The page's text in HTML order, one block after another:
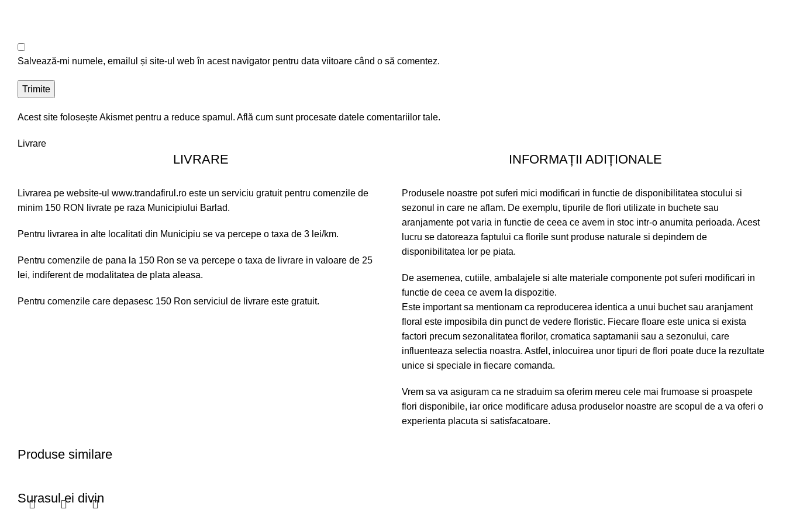
Salvează-mi numele, emailul și site-ul web în acest navigator pentru data viitoare când o să comentez.
Acest site folosește Akismet pentru a reduce spamul. Află cum sunt procesate datele comentariilor tale.
Livrare
LIVRARE
Livrarea pe website-ul www.trandafirul.ro este un serviciu gratuit pentru comenzile de
minim 150 RON livrate pe raza Municipiului Barlad.
Pentru livrarea in alte localitati din Municipiu se va percepe o taxa de 3 lei/km.
Pentru comenzile de pana la 150 Ron se va percepe o taxa de livrare in valoare de 25
lei, indiferent de modalitatea de plata aleasa.
Pentru comenzile care depasesc 150 Ron serviciul de livrare este gratuit.
INFORMAȚII ADIȚIONALE
Produsele noastre pot suferi mici modificari in functie de disponibilitatea stocului si
sezonul in care ne aflam. De exemplu, tipurile de flori utilizate in buchete sau
aranjamente pot varia in functie de ceea ce avem in stoc intr-o anumita perioada. Acest
lucru se datoreaza faptului ca florile sunt produse naturale si depindem de
disponibilitatea lor pe piata.
De asemenea, cutiile, ambalajele si alte materiale componente pot suferi modificari in
functie de ceea ce avem la dispozitie.
Este important sa mentionam ca reproducerea identica a unui buchet sau aranjament
floral este imposibila din punct de vedere floristic. Fiecare floare este unica si exista
factori precum sezonalitatea florilor, cromatica saptamanii sau a sezonului, care
influenteaza selectia noastra. Astfel, inlocuirea unor tipuri de flori poate duce la rezultate
unice si speciale in fiecare comanda.
Vrem sa va asiguram ca ne straduim sa oferim mereu cele mai frumoase si proaspete
flori disponibile, iar orice modificare adusa produselor noastre are scopul de a va oferi o
experienta placuta si satisfacatoare.
Produse similare
Surasul ei divin